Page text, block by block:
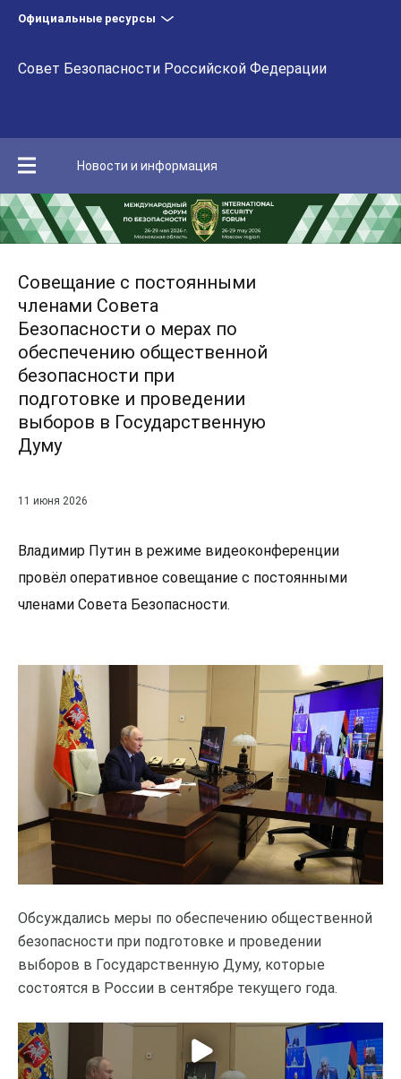
Официальные ресурсы
Совет Безопасности Российской Федерации
Новости и информация
Совещание с постоянными
членами Совета
Безопасности о мерах по
обеспечению общественной
безопасности при
подготовке и проведении
выборов в Государственную
Думу
11 июня 2026
Владимир Путин в режиме видеоконференции
провёл оперативное совещание с постоянными
членами Совета Безопасности.
Обсуждались меры по обеспечению общественной
безопасности при подготовке и проведении
выборов в Государственную Думу, которые
состоятся в России в сентябре текущего года.